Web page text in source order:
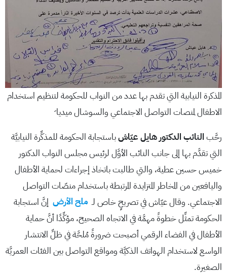
المذكرة النيابية التي تقدم بها عدد من النواب للحكومة لتنظيم استخدام
الاطفال لمنصات التواصل الاجتماعي والسوشال ميديا ِ
رحَّب النائب الدكتور هايل عيّاشباستجابة الحكومة للمذكِّرة النيابيَّة
التي تقدَّم بها إلى جانب النائب الأوَّل لرئيس مجلس النواب الدكتور
خميس حسين عطية، والتي طالبت باتخاذ إجراءات لحماية الأطفال
واليافعين من المخاطر المتزايدة المرتبطة باستخدام منصّات التواصل
الاجتماعي. وقال عيّاش في تصريحٍ خاص لـ ملح الأرض إنَّ استجابة
الحكومة تمثِّل خطوةً مهمَّة في الاتجاه الصحيح، مؤكِّدًا أنَّ حماية
الأطفال في الفضاء الرقمي أصبحت ضرورةً مُلحَّة في ظلِّ الانتشار
الواسع لاستخدام الهواتف الذكيَّة ومواقع التواصل بين الفئات العمريَّة
الصغيرة.